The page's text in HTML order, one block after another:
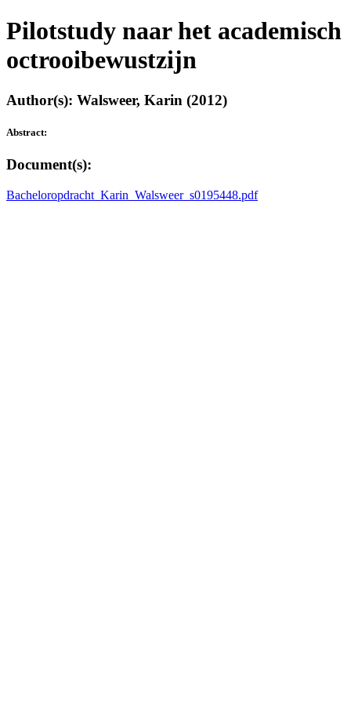
Pilotstudy naar het academisch
octrooibewustzijn
Author(s): Walsweer, Karin (2012)
Abstract:
Document(s):
Bacheloropdracht_Karin_Walsweer_s0195448.pdf